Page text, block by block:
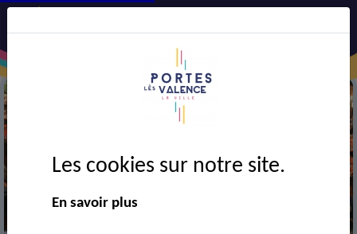
Les cookies sur notre site.
En savoir plus